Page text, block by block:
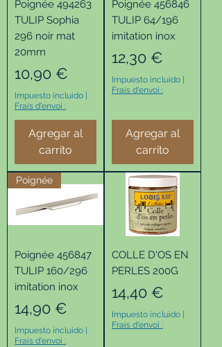
Poignée 494263
TULIP Sophia
296 noir mat
20mm
Precio
10,90 €
Impuesto incluido
Frais d'envoi :
Agregar al
carrito
Poignée 456846
TULIP 64/196
imitation inox
Precio
12,30 €
Impuesto incluido
Frais d'envoi :
Agregar al
carrito
Poignée
Poignée 456847
TULIP 160/296
imitation inox
Precio
14,90 €
Impuesto incluido
Frais d'envoi :
COLLE D'OS EN
PERLES 200G
Precio
14,40 €
Impuesto incluido
Frais d'envoi :